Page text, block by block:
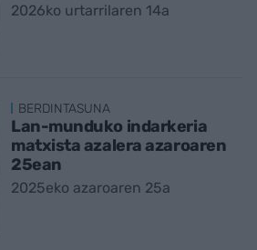
2026ko urtarrilaren 14a
BERDINTASUNA
Lan-munduko indarkeria
matxista azalera azaroaren
25ean
2025eko azaroaren 25a